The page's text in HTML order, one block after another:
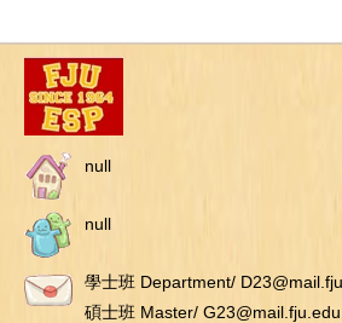
null
null
學士班 Department/
碩士班 Master/